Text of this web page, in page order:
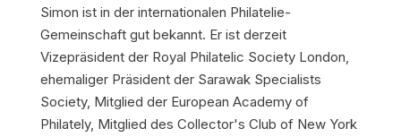
Simon ist in der internationalen Philatelie-
Gemeinschaft gut bekannt. Er ist derzeit
Vizepräsident der Royal Philatelic Society London,
ehemaliger Präsident der Sarawak Specialists
Society, Mitglied der European Academy of
Philately, Mitglied des Collector's Club of New York